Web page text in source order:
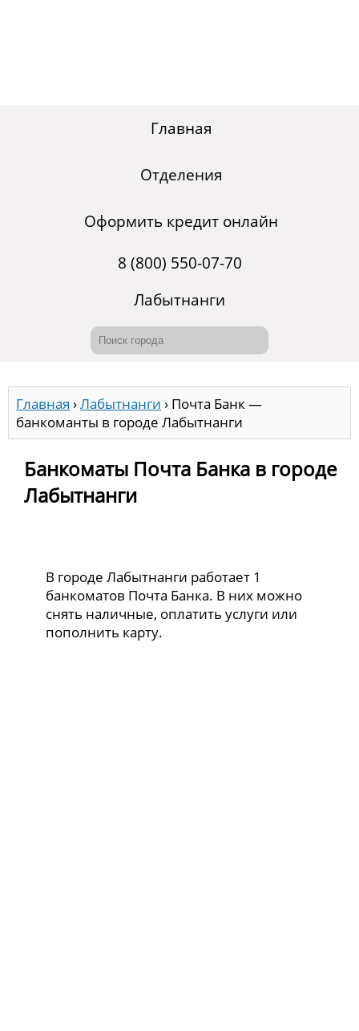
Главная
Отделения
Оформить кредит онлайн
8 (800) 550-07-70
Лабытнанги
Главная ›Лабытнанги › Почта Банк —
банкоманты в городе Лабытнанги
Банкоматы Почта Банка в городе
Лабытнанги
В городе Лабытнанги работает 1
банкоматов Почта Банка. В них можно
снять наличные, оплатить услуги или
пополнить карту.